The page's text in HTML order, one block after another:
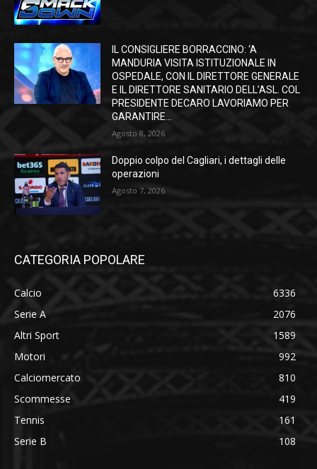
IL CONSIGLIERE BORRACCINO: ‘A
MANDURIA VISITA ISTITUZIONALE IN
OSPEDALE, CON IL DIRETTORE GENERALE
E IL DIRETTORE SANITARIO DELL’ASL. COL
PRESIDENTE DECARO LAVORIAMO PER
GARANTIRE...
Agosto 8, 2026
Doppio colpo del Cagliari, i dettagli delle
operazioni
Agosto 7, 2026
CATEGORIA POPOLARE
Calcio
6336
Serie A
2076
Altri Sport
1589
Motori
992
Calciomercato
810
Scommesse
419
Tennis
161
Serie B
108